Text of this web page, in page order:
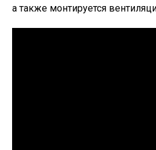
а также монтируется